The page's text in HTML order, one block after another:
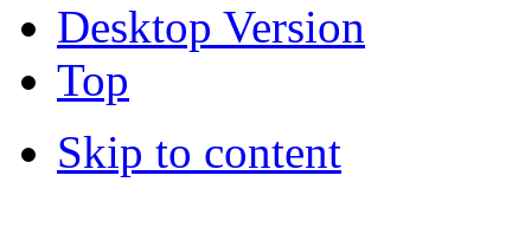
Desktop Version
Top
Skip to content